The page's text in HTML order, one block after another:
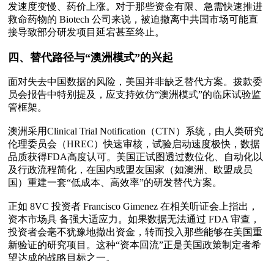
发速度变慢、药价上涨。对于那些资金有限、急需快速推进
救命药物的 Biotech 公司来说，被迫撤离中共国市场可能直
接导致部分研发项目延宕甚至终止。
四、替代路径与“澳洲模式”的兴起
面对失去中国数据的风险，美国并非缺乏替代方案。拨款委
员会报告中特别提及，应支持效仿“澳洲模式”的临床试验监
管框架。
澳洲采用Clinical Trial Notification（CTN）系统，由人类研究
伦理委员会（HREC）快速审核，试验启动速度极快，数据
品质获得FDA高度认可。美国正试图透过数位化、自动化以
及行政流程简化，在国内或盟友国家（如澳洲、欧盟成员
国）重建一套“低成本、高效率”的研发替代方案。
正如 8VC 投资者 Francisco Gimenez 在相关听证会上指出，
资本市场具 备强大适应力。如果数据无法通过 FDA 审查，
投资者会毫不犹豫地撤出资金，转而投入那些能够在美国重
新验证的研究项目。这种“资本回流”正是美国政策制定者希
望达成的战略目标之一。